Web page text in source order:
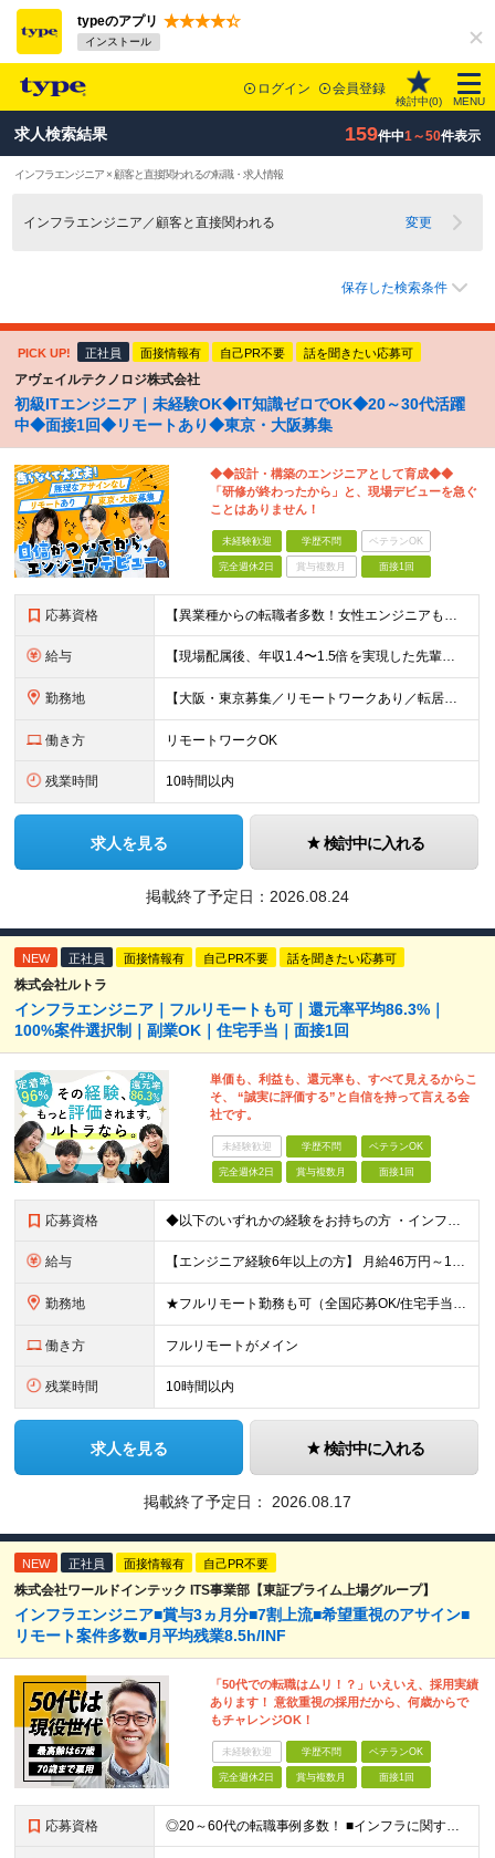
typeのアプリ
インストール
ログイン 会員登録
検討中(0) MENU
求人検索結果 159件中1～50件表示
インフラエンジニア × 顧客と直接関われるの転職・求人情報
インフラエンジニア／顧客と直接関われる 変更
保存した検索条件
PICK UP! 正社員 面接情報有 自己PR不要 話を聞きたい応募可
アヴェイルテクノロジ株式会社
初級ITエンジニア｜未経験OK◆IT知識ゼロでOK◆20～30代活躍
中◆面接1回◆リモートあり◆東京・大阪募集
◆◆設計・構築のエンジニアとして育成◆◆
「研修が終わったから」と、現場デビューを急ぐ
ことはありません！
未経験歓迎 学歴不問 ベテランOK
完全週休2日 賞与複数月 面接1回
応募資格 【異業種からの転職者多数！女性エンジニアも活躍中】 ◆学歴不問 ◆未経験OK ≪こんな方を歓迎しています≫ ◎未経験から成長できる環境で活躍したい方 ◎大学やスクールでIT系のスキルを学んだことのあ
給与 【現場配属後、年収1.4〜1.5倍を実現した先輩も！残業代全額支給】 ◆給与は経験やスキルに応じて決定します ◆年俸制250万円～350万円（1/12を月々支給） ≪年収UPの例≫ ◎飲食業からのキ
勤務地 【大阪・東京募集／リモートワークあり／転居を伴う転勤なし】 東京本社、大阪事務所、または東京23区内・関西（大阪・兵庫）の各クライアント先勤務 ◆入社後、約1年間はクライアント先ではなく 自社内（東
働き方 リモートワークOK
残業時間 10時間以内
求人を見る 検討中に入れる
掲載終了予定日： 2026.08.24
NEW 正社員 面接情報有 自己PR不要 話を聞きたい応募可
株式会社ルトラ
インフラエンジニア｜フルリモートも可｜還元率平均86.3%｜
100%案件選択制｜副業OK｜住宅手当｜面接1回
単価も、利益も、還元率も、すべて見えるからこ
そ、 “誠実に評価する”と自信を持って言える会
社です。
未経験歓迎 学歴不問 ベテランOK
完全週休2日 賞与複数月 面接1回
応募資格 ◆以下のいずれかの経験をお持ちの方 ・インフラ設計・構築の実務経験（オンプレ/クラウドどちらもOK） ・クラウド環境下での運用保守に関する実務経験 ◆学歴不問 ＜こんな方は特に歓迎します＞ ◎これま
給与 【エンジニア経験6年以上の方】 月給46万円～100万円（固定残業代含む） ※上記月給には月30時間分の固定残業代（月8万7,400円～月19万円）を含む。超過分は全額支給。 【エンジニア経験4年以
勤務地 ★フルリモート勤務も可（全国応募OK/住宅手当を支給します） ※案件によって常駐が必要になる場合があります。 ※希望がない限り、転勤はありません ※U・Iターン歓迎 ★ルトラの社員は全国各地で活躍中
働き方 フルリモートがメイン
残業時間 10時間以内
求人を見る 検討中に入れる
掲載終了予定日： 2026.08.17
NEW 正社員 面接情報有 自己PR不要
株式会社ワールドインテック ITS事業部【東証プライム上場グループ】
インフラエンジニア■賞与3ヵ月分■7割上流■希望重視のアサイン■
リモート案件多数■月平均残業8.5h/INF
「50代での転職はムリ！？」いえいえ、採用実績
あります！ 意欲重視の採用だから、何歳からで
もチャレンジOK！
未経験歓迎 学歴不問 ベテランOK
完全週休2日 賞与複数月 面接1回
応募資格 ◎20～60代の転職事例多数！ ■インフラに関する何らかのご経験 ■学歴不問/転職回数は一切不問！